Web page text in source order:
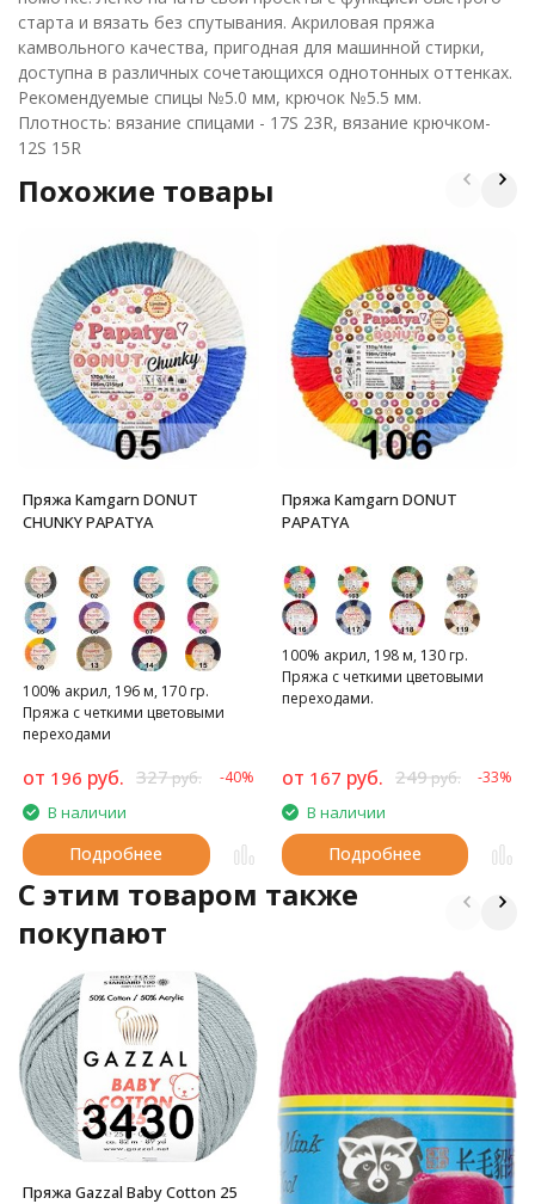
старта и вязать без спутывания. Акриловая пряжа
камвольного качества, пригодная для машинной стирки,
доступна в различных сочетающихся однотонных оттенках.
Рекомендуемые спицы №5.0 мм, крючок №5.5 мм.
Плотность: вязание спицами - 17S 23R, вязание крючком-
12S 15R
Похожие товары
Пряжа Kamgarn DONUT
CHUNKY PAPATYA
100% акрил, 196 м, 170 гр.
Пряжа с четкими цветовыми
переходами
от 196 руб. 327руб. -40%
В наличии
Подробнее
Пряжа Kamgarn DONUT
PAPATYA
100% акрил, 198 м, 130 гр.
Пряжа с четкими цветовыми
переходами.
от 167 руб. 249руб. -33%
В наличии
Подробнее
C этим товаром также
покупают
Пряжа Gazzal Baby Cotton 25